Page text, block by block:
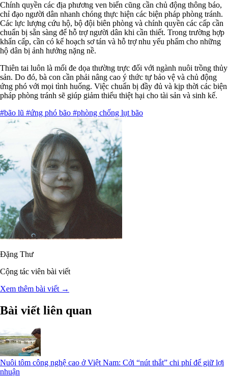
Chính quyền các địa phương ven biển cũng cần chủ động thông báo,
chỉ đạo người dân nhanh chóng thực hiện các biện pháp phòng tránh.
Các lực lượng cứu hộ, bộ đội biên phòng và chính quyền các cấp cần
chuẩn bị sẵn sàng để hỗ trợ người dân khi cần thiết. Trong trường hợp
khẩn cấp, cần có kế hoạch sơ tán và hỗ trợ nhu yếu phẩm cho những
hộ dân bị ảnh hưởng nặng nề.
Thiên tai luôn là mối đe dọa thường trực đối với ngành nuôi trồng thủy
sản. Do đó, bà con cần phải nâng cao ý thức tự bảo vệ và chủ động
ứng phó với mọi tình huống. Việc chuẩn bị đầy đủ và kịp thời các biện
pháp phòng tránh sẽ giúp giảm thiểu thiệt hại cho tài sản và sinh kế.
#bão lũ #ứng phó bão #phòng chống lụt bão
Đặng Thư
Cộng tác viên bài viết
Xem thêm bài viết →
Bài viết liên quan
Nuôi tôm công nghệ cao ở Việt Nam: Cởi “nút thắt” chi phí để giữ lợi
nhuận